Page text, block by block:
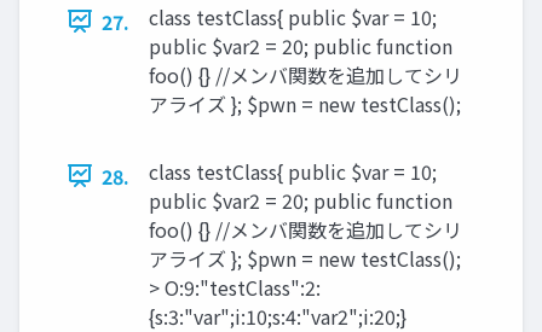
27.
class testClass{ public $var = 10;
public $var2 = 20; public function
foo() {} //メンバ関数を追加してシリ
アライズ }; $pwn = new testClass();
28.
class testClass{ public $var = 10;
public $var2 = 20; public function
foo() {} //メンバ関数を追加してシリ
アライズ }; $pwn = new testClass();
> O:9:"testClass":2:
{s:3:"var";i:10;s:4:"var2";i:20;}